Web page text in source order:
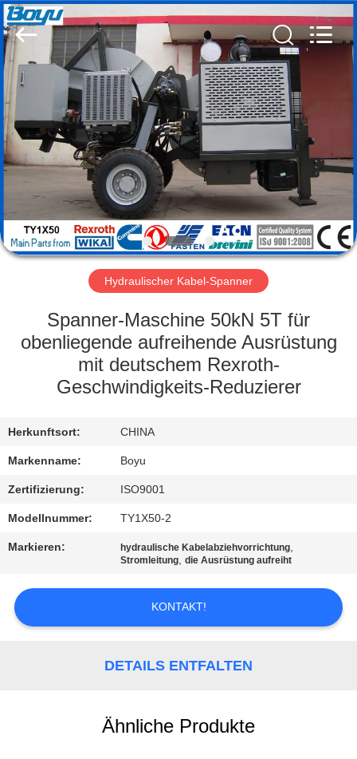
HAUS
PRODUKTE
UNS
FABRIK-
AUSFLUG
QUALITÄTSKONTROLLE
TRETEN
MIT
UNS
IN
VERBINDUNG
NACHRICHTEN
FORDERN
Boyu
Electric
Power
Machinery
Co.,LTD.
All
Rights
Reserved.
Hydraulischer Kabel-Spanner
Spanner-Maschine 50kN 5T für
obenliegende aufreihende Ausrüstung
mit deutschem Rexroth-
Geschwindigkeits-Reduzierer
Herkunftsort: CHINA
Markenname: Boyu
Zertifizierung: ISO9001
Modellnummer: TY1X50-2
Markieren: hydraulische Kabelabziehvorrichtung,
Stromleitung,die Ausrüstung aufreiht
KONTAKT!
DETAILS ENTFALTEN
Ähnliche Produkte